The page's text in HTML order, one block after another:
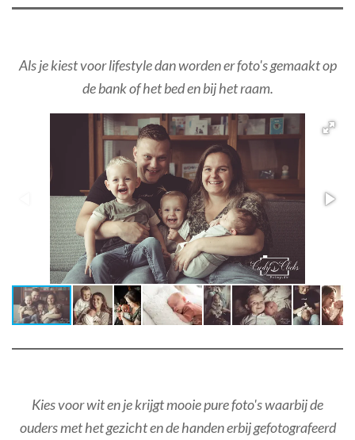
Als je kiest voor lifestyle dan worden er foto's gemaakt op
de bank of het bed en bij het raam.
Kies voor wit en je krijgt mooie pure foto's waarbij de
ouders met het gezicht en de handen erbij gefotografeerd